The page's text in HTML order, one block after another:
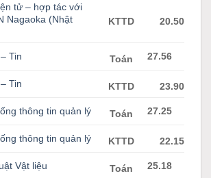
tử – hợp tác với
Nagaoka (Nhật
KTTD 20.50
Tin Toán 27.56
Tin KTTD 23.90
thông tin quản lý Toán 27.25
thông tin quản lý KTTD 22.15
Vật liệu Toán 25.18